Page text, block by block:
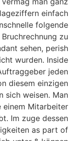
einfach
folgende
zu
sehen, perish
wurden. Inside
jeden
diesem einzigen
sich weisen. Man
einem Mitarbeiter
Im zuge dessen
as part of